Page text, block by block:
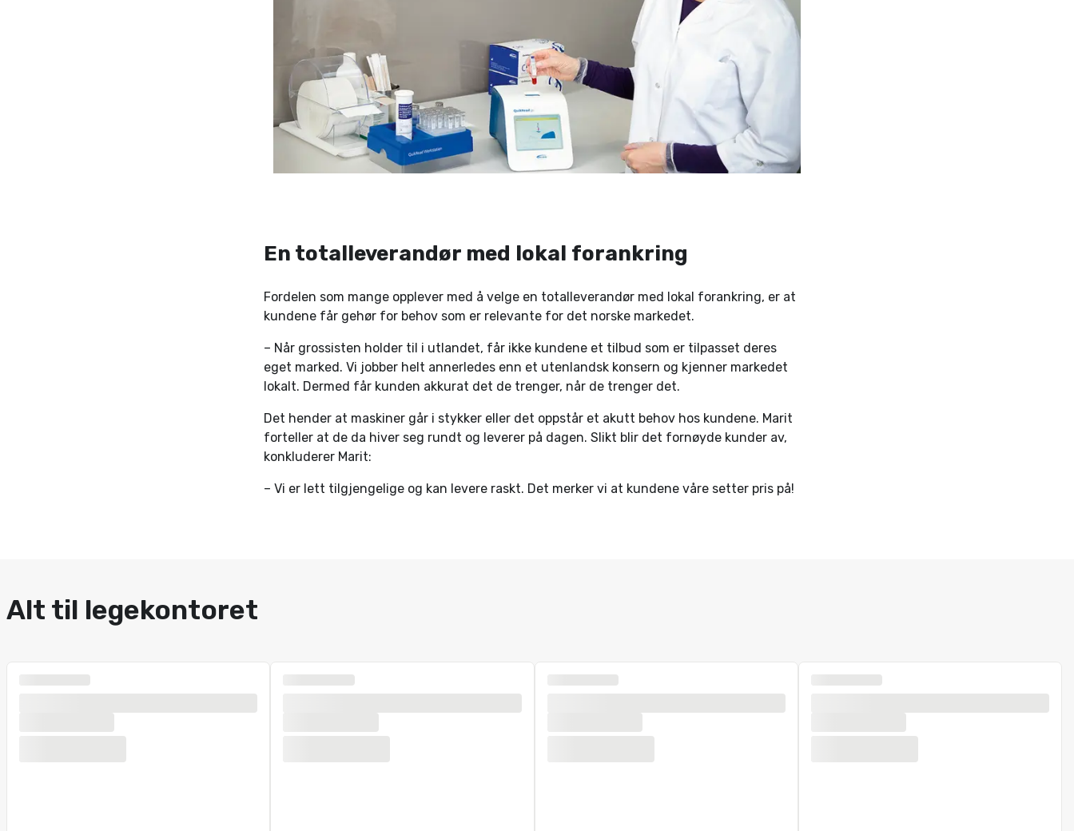
En totalleverandør med lokal forankring
Fordelen som mange opplever med å velge en totalleverandør med lokal forankring, er at
kundene får gehør for behov som er relevante for det norske markedet.
– Når grossisten holder til i utlandet, får ikke kundene et tilbud som er tilpasset deres
eget marked. Vi jobber helt annerledes enn et utenlandsk konsern og kjenner markedet
lokalt. Dermed får kunden akkurat det de trenger, når de trenger det.
Det hender at maskiner går i stykker eller det oppstår et akutt behov hos kundene. Marit
forteller at de da hiver seg rundt og leverer på dagen. Slikt blir det fornøyde kunder av,
konkluderer Marit:
– Vi er lett tilgjengelige og kan levere raskt. Det merker vi at kundene våre setter pris på!
Alt til legekontoret